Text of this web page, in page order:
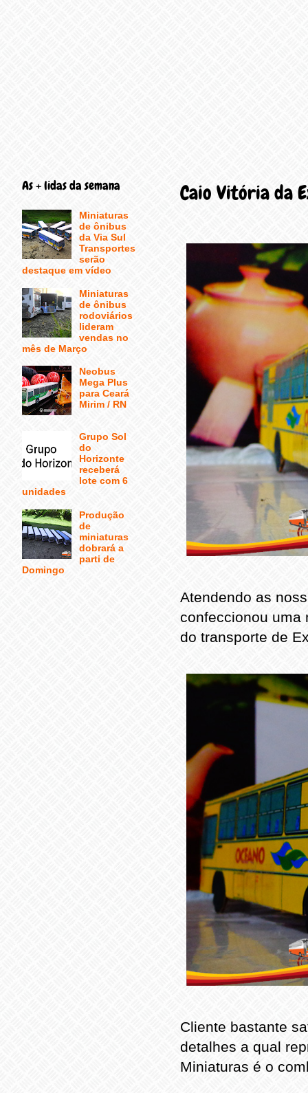
Caio Vitória da
Atendendo as
confeccionou uma
do transporte de
Cliente bastante
detalhes a qual
Miniaturas é o
As + lidas da semana
Miniaturas
de ônibus
da Via Sul
Transportes
serão
destaque em vídeo
Miniaturas
de ônibus
rodoviários
lideram
vendas no
mês de Março
Neobus
Mega Plus
para Ceará
Mirim / RN
Grupo Sol
do
Horizonte
receberá
lote com 6
unidades
Produção
de
miniaturas
dobrará a
parti de
Domingo